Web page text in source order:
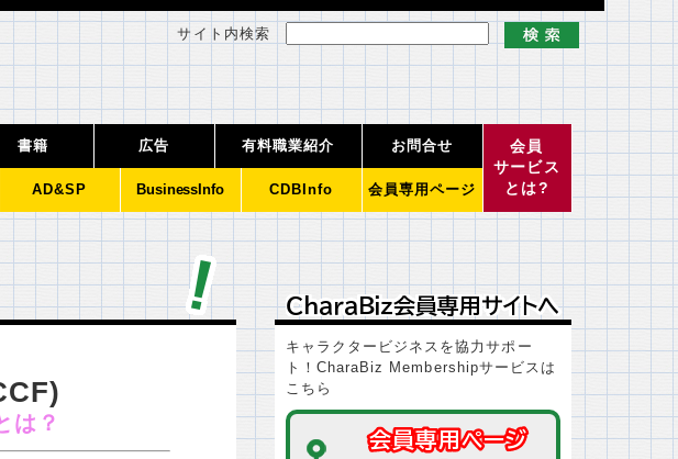
サイト内検索
書籍 広告 有料職業紹介 お問合せ
AD&SP BusinessInfo CDBInfo 会員専用ページ
会員
サービス
とは?
は？
ＣｈａｒａＢｉｚ会員専用サイトへ
ＣｈａｒａＢｉｚ会員専用サイトへ
キャラクタービジネスを協力サポー
ト！CharaBiz Membershipサービスは
こちら
会員専用ページ
会員専用ページ